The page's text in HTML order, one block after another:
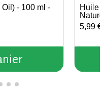
- 100 ml -
Huile
5,99 €